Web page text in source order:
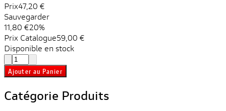
Prix47,20 €
Sauvegarder
11,80 €20%
Prix ​​Catalogue59,00 €
Disponible en stock
Ajouter au Panier
Catégorie Produits